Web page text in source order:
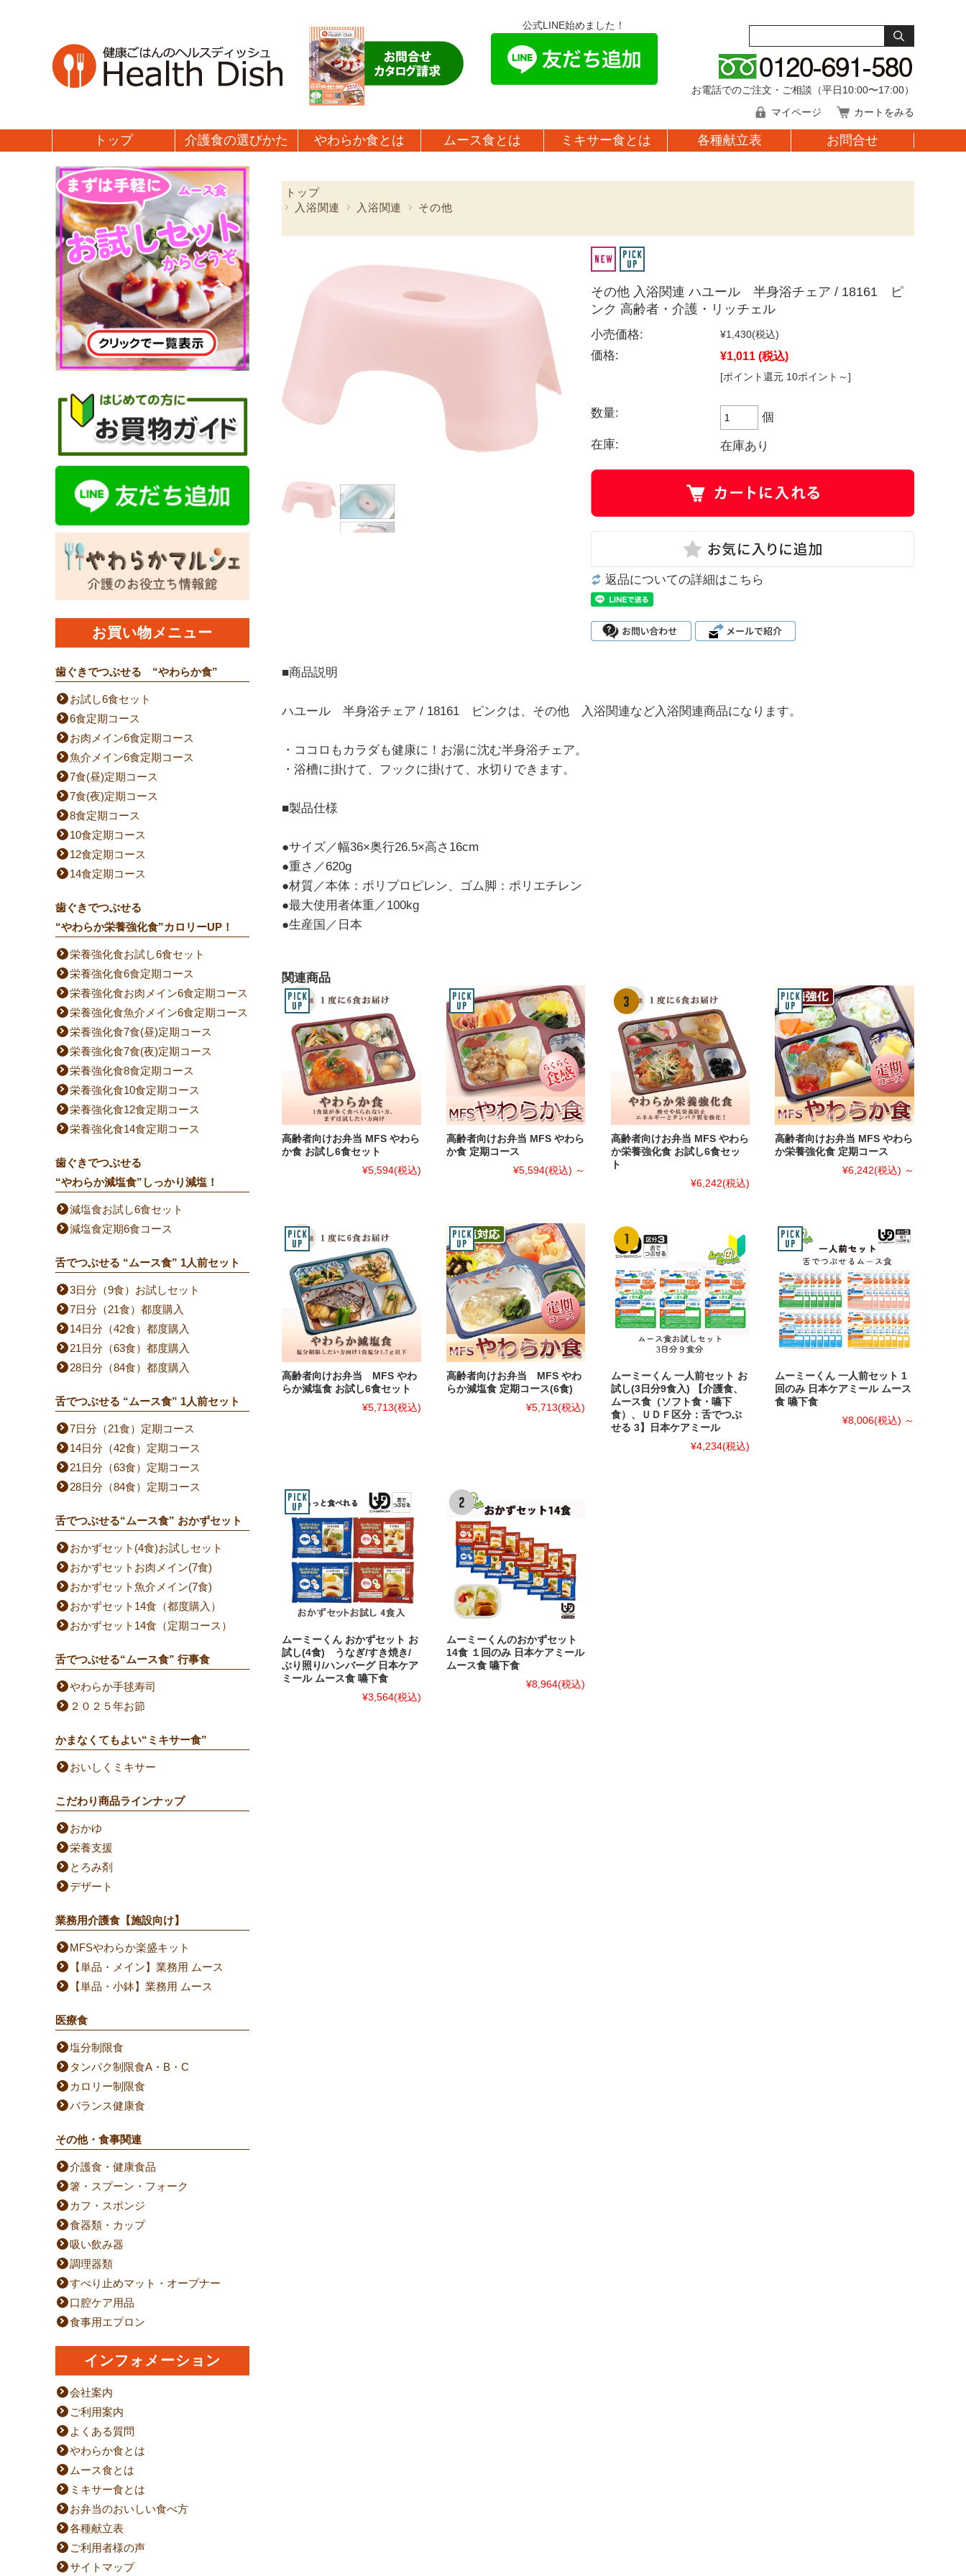
公式LINE始めました！
お電話でのご注文・ご相談（平日10:00〜17:00）
マイページ カートをみる
トップ 介護食の選びかた やわらか食とは ムース食とは ミキサー食とは 各種献立表 お問合せ
トップ
入浴関連
入浴関連 その他
その他 入浴関連 ハユール 半身浴チェア / 18161 ピ
ンク 高齢者・介護・リッチェル
小売価格: ¥1,430(税込)
価格: ¥1,011 (税込)
[ポイント還元 10ポイント～]
数量: 個
在庫: 在庫あり
返品についての詳細はこちら
■商品説明
ハユール 半身浴チェア / 18161 ピンクは、その他 入浴関連など入浴関連商品になります。
・ココロもカラダも健康に！お湯に沈む半身浴チェア。
・浴槽に掛けて、フックに掛けて、水切りできます。
■製品仕様
●サイズ／幅36×奥行26.5×高さ16cm
●重さ／620g
●材質／本体：ポリプロピレン、ゴム脚：ポリエチレン
●最大使用者体重／100kg
●生産国／日本
関連商品
高齢者向けお弁当 MFS やわら
か食 お試し6食セット
¥5,594(税込)
高齢者向けお弁当 MFS やわら
か食 定期コース
¥5,594(税込) ～
高齢者向けお弁当 MFS やわら
か栄養強化食 お試し6食セッ
ト
¥6,242(税込)
高齢者向けお弁当 MFS やわら
か栄養強化食 定期コース
¥6,242(税込) ～
高齢者向けお弁当 MFS やわ
らか減塩食 お試し6食セット
¥5,713(税込)
高齢者向けお弁当 MFS やわ
らか減塩食 定期コース(6食)
¥5,713(税込)
ムーミーくん 一人前セット お
試し(3日分9食入) 【介護食、
ムース食（ソフト食・嚥下
食）、ＵＤＦ区分：舌でつぶ
せる 3】日本ケアミール
¥4,234(税込)
ムーミーくん 一人前セット 1
回のみ 日本ケアミール ムース
食 嚥下食
¥8,006(税込) ～
ムーミーくん おかずセット お
試し(4食) うなぎ/すき焼き/
ぶり照り/ハンバーグ 日本ケア
ミール ムース食 嚥下食
¥3,564(税込)
ムーミーくんのおかずセット
14食 １回のみ 日本ケアミール
ムース食 嚥下食
¥8,964(税込)
お買い物メニュー
歯ぐきでつぶせる “やわらか食”
お試し6食セット
6食定期コース
お肉メイン6食定期コース
魚介メイン6食定期コース
7食(昼)定期コース
7食(夜)定期コース
8食定期コース
10食定期コース
12食定期コース
14食定期コース
歯ぐきでつぶせる
“やわらか栄養強化食”カロリーUP！
栄養強化食お試し6食セット
栄養強化食6食定期コース
栄養強化食お肉メイン6食定期コース
栄養強化食魚介メイン6食定期コース
栄養強化食7食(昼)定期コース
栄養強化食7食(夜)定期コース
栄養強化食8食定期コース
栄養強化食10食定期コース
栄養強化食12食定期コース
栄養強化食14食定期コース
歯ぐきでつぶせる
“やわらか減塩食”しっかり減塩！
減塩食お試し6食セット
減塩食定期6食コース
舌でつぶせる “ムース食” 1人前セット
3日分（9食）お試しセット
7日分（21食）都度購入
14日分（42食）都度購入
21日分（63食）都度購入
28日分（84食）都度購入
舌でつぶせる “ムース食” 1人前セット
7日分（21食）定期コース
14日分（42食）定期コース
21日分（63食）定期コース
28日分（84食）定期コース
舌でつぶせる“ムース食” おかずセット
おかずセット(4食)お試しセット
おかずセットお肉メイン(7食)
おかずセット魚介メイン(7食)
おかずセット14食（都度購入）
おかずセット14食（定期コース）
舌でつぶせる“ムース食” 行事食
やわらか手毬寿司
２０２５年お節
かまなくてもよい“ミキサー食”
おいしくミキサー
こだわり商品ラインナップ
おかゆ
栄養支援
とろみ剤
デザート
業務用介護食【施設向け】
MFSやわらか楽盛キット
【単品・メイン】業務用 ムース
【単品・小鉢】業務用 ムース
医療食
塩分制限食
タンパク制限食A・B・C
カロリー制限食
バランス健康食
その他・食事関連
介護食・健康食品
箸・スプーン・フォーク
カフ・スポンジ
食器類・カップ
吸い飲み器
調理器類
すべり止めマット・オープナー
口腔ケア用品
食事用エプロン
インフォメーション
会社案内
ご利用案内
よくある質問
やわらか食とは
ムース食とは
ミキサー食とは
お弁当のおいしい食べ方
各種献立表
ご利用者様の声
サイトマップ